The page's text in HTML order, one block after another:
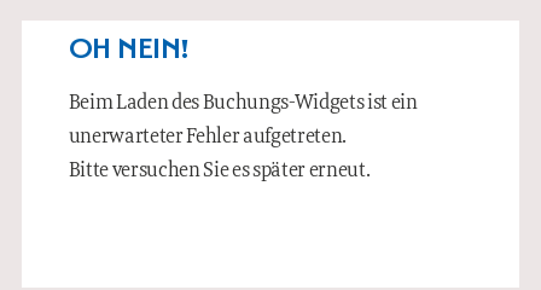
OH NEIN!
Beim Laden des Buchungs-Widgets ist ein
unerwarteter Fehler aufgetreten.
Bitte versuchen Sie es später erneut.